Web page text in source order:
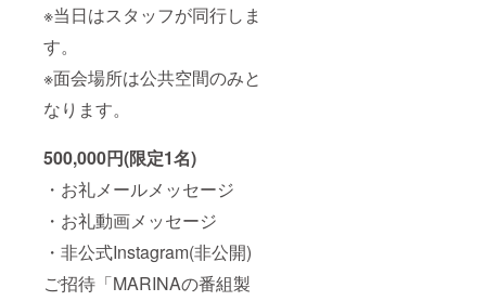
※当日はスタッフが同行しま
す。
※面会場所は公共空間のみと
なります。
500,000円(限定1名)
・お礼メールメッセージ
・お礼動画メッセージ
・非公式Instagram(非公開)
ご招待「MARINAの番組製